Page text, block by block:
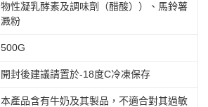
物性凝乳酵素及調味劑（醋酸））、馬鈴薯
澱粉
500G
開封後建議請置於-18度C冷凍保存
本產品含有牛奶及其製品，不適合對其過敏